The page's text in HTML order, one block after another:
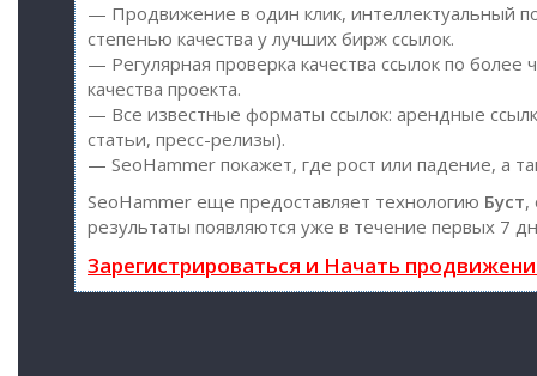
— Продвижение в один клик, интеллектуальный
степенью качества у лучших бирж ссылок.
— Регулярная проверка качества ссылок по
качества проекта.
— Все известные форматы ссылок: арендные
статьи, пресс-релизы).
— SeoHammer покажет, где рост или падение, а
SeoHammer еще предоставляет технологию Буст,
результаты появляются уже в течение первых 7
Зарегистрироваться и Начать